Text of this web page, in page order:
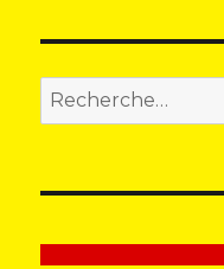
pour
: